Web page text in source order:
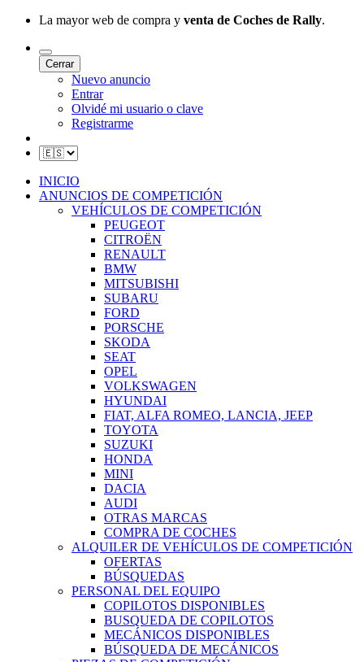
La mayor web de compra y venta de Coches de Rally.
Cerrar
Nuevo anuncio
Entrar
Olvidé mi usuario o clave
Registrarme
INICIO
ANUNCIOS DE COMPETICIÓN
VEHÍCULOS DE COMPETICIÓN
PEUGEOT
CITROËN
RENAULT
BMW
MITSUBISHI
SUBARU
FORD
PORSCHE
SKODA
SEAT
OPEL
VOLKSWAGEN
HYUNDAI
FIAT, ALFA ROMEO, LANCIA, JEEP
TOYOTA
SUZUKI
HONDA
MINI
DACIA
AUDI
OTRAS MARCAS
COMPRA DE COCHES
ALQUILER DE VEHÍCULOS DE COMPETICIÓN
OFERTAS
BÚSQUEDAS
PERSONAL DEL EQUIPO
COPILOTOS DISPONIBLES
BUSQUEDA DE COPILOTOS
MECÁNICOS DISPONIBLES
BÚSQUEDA DE MECÁNICOS